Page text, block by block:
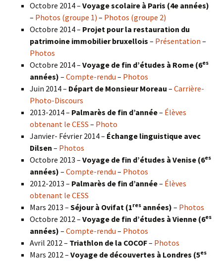
Octobre 2014 – Voyage scolaire à Paris (4e années)
– Photos (groupe 1) – Photos (groupe 2)
Octobre 2014 – Projet pour la restauration du
patrimoine immobilier bruxellois – Présentation –
Photos
Octobre 2014 – Voyage de fin d’études à Rome (6es
années) – Compte-rendu – Photos
Juin 2014 – Départ de Monsieur Moreau – Carrière-
Photo-Discours
2013-2014 – Palmarès de fin d’année– Élèves
obtenant le CESS – Photo
Janvier- Février 2014 – Échange linguistique avec
Dilsen – Photos
Octobre 2013 – Voyage de fin d’études à Venise (6es
années) – Compte-rendu – Photos
2012-2013 – Palmarès de fin d’année– Élèves
obtenant le CESS
Mars 2013 – Séjour à Ovifat (1res années) – Photos
Octobre 2012 – Voyage de fin d’études à Vienne (6es
années) – Compte-rendu – Photos
Avril 2012 – Triathlon de la COCOF– Photos
Mars 2012 – Voyage de découvertes à Londres (5es